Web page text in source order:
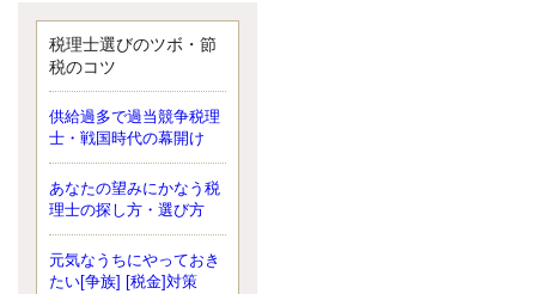
と思いましたが、そこはセンスある
後のブロガーに任せようと思いま
更新:2017年5月1日(大阪市北区)
---------------------
サクセス会計事務所
サクセス税理士のお役立ちブ
ログ
平成２７年１月１日以降開始の相続
より、相続税の基礎控除額（相続税
が課税されない遺産の上限額）が縮
小されたため、お亡くなりになった
税理士選びのツボ・節
税のコツ
供給過多で過当競争税理
士・戦国時代の幕開け
あなたの望みにかなう税
理士の探し方・選び方
元気なうちにやっておき
たい[争族] [税金]対策